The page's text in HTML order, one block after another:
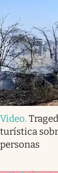
Video.
turística
personas